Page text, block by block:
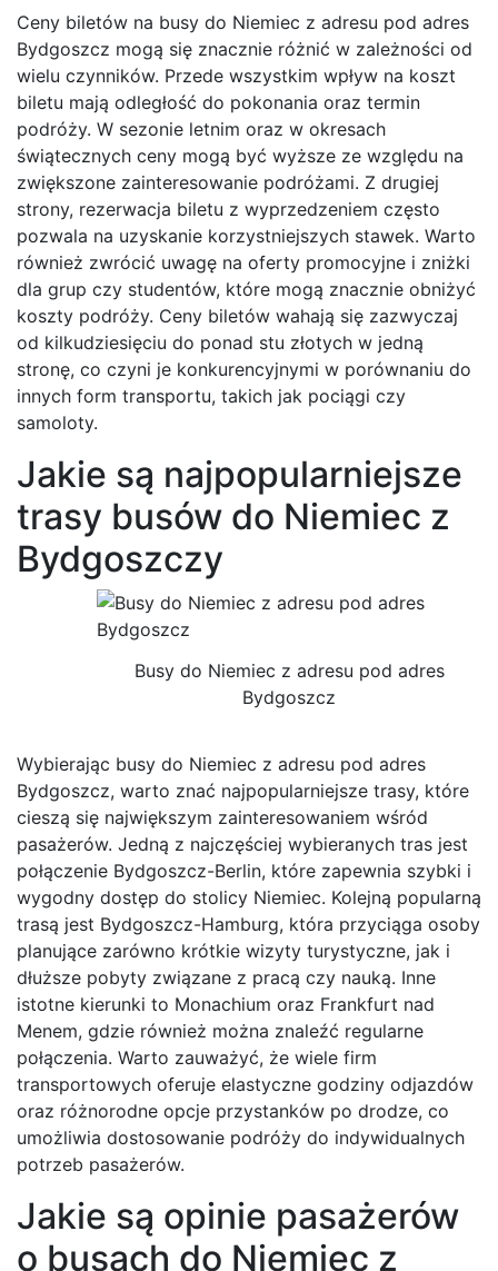
Ceny biletów na busy do Niemiec z adresu pod adres
Bydgoszcz mogą się znacznie różnić w zależności od
wielu czynników. Przede wszystkim wpływ na koszt
biletu mają odległość do pokonania oraz termin
podróży. W sezonie letnim oraz w okresach
świątecznych ceny mogą być wyższe ze względu na
zwiększone zainteresowanie podróżami. Z drugiej
strony, rezerwacja biletu z wyprzedzeniem często
pozwala na uzyskanie korzystniejszych stawek. Warto
również zwrócić uwagę na oferty promocyjne i zniżki
dla grup czy studentów, które mogą znacznie obniżyć
koszty podróży. Ceny biletów wahają się zazwyczaj
od kilkudziesięciu do ponad stu złotych w jedną
stronę, co czyni je konkurencyjnymi w porównaniu do
innych form transportu, takich jak pociągi czy
samoloty.
Jakie są najpopularniejsze
trasy busów do Niemiec z
Bydgoszczy
Busy do Niemiec z adresu pod adres
Bydgoszcz
Wybierając busy do Niemiec z adresu pod adres
Bydgoszcz, warto znać najpopularniejsze trasy, które
cieszą się największym zainteresowaniem wśród
pasażerów. Jedną z najczęściej wybieranych tras jest
połączenie Bydgoszcz-Berlin, które zapewnia szybki i
wygodny dostęp do stolicy Niemiec. Kolejną popularną
trasą jest Bydgoszcz-Hamburg, która przyciąga osoby
planujące zarówno krótkie wizyty turystyczne, jak i
dłuższe pobyty związane z pracą czy nauką. Inne
istotne kierunki to Monachium oraz Frankfurt nad
Menem, gdzie również można znaleźć regularne
połączenia. Warto zauważyć, że wiele firm
transportowych oferuje elastyczne godziny odjazdów
oraz różnorodne opcje przystanków po drodze, co
umożliwia dostosowanie podróży do indywidualnych
potrzeb pasażerów.
Jakie są opinie pasażerów
o busach do Niemiec z